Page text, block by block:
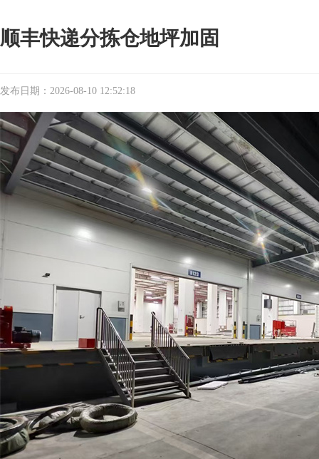
顺丰快递分拣仓地坪加固
发布日期：2026-08-10 12:52:18